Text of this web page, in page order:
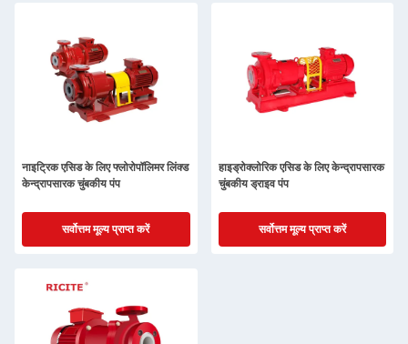
नाइट्रिक एसिड के लिए फ्लोरोपॉलिमर लिंक्ड
केन्द्रापसारक चुंबकीय पंप
सर्वोत्तम मूल्य प्राप्त करें
हाइड्रोक्लोरिक एसिड के लिए केन्द्रापसारक
चुंबकीय ड्राइव पंप
सर्वोत्तम मूल्य प्राप्त करें